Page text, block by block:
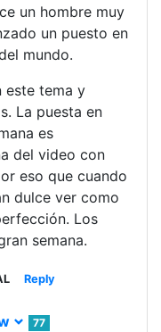
un hombre muy
un puesto en
mundo.
este tema y
La puesta en
es
del video con
eso que cuando
dulce ver como
Los
semana.
Reply
77